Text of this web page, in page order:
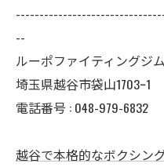
--
ルーポファイティングジム
埼玉県越谷市袋山1703ｰ1
電話番号 : 048-979-6832
越谷で本格的なボクシン